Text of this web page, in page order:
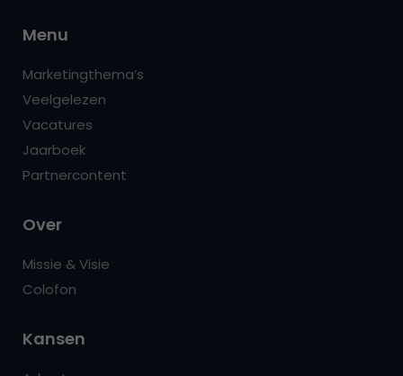
Menu
Marketingthema’s
Veelgelezen
Vacatures
Jaarboek
Partnercontent
Over
Missie & Visie
Colofon
Kansen